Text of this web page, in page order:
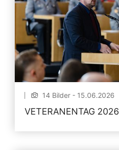
14 Bilder - 15.06.2026
VETERANENTAG 2026